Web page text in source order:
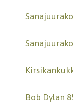
Bob Dylan